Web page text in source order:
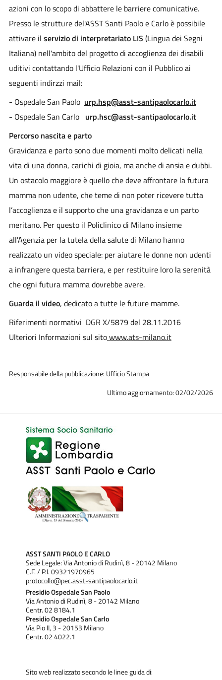
azioni con lo scopo di abbattere le barriere comunicative.
Presso le strutture del'ASST Santi Paolo e Carlo è possibile
attivare il servizio di interpretariato LIS (Lingua dei Segni
Italiana) nell'ambito del progetto di accoglienza dei disabili
uditivi contattando l'Ufficio Relazioni con il Pubblico ai
seguenti indirzzi mail:
- Ospedale San Paolo urp.hsp@asst-santipaolocarlo.it
- Ospedale San Carlo urp.hsc@asst-santipaolocarlo.it
Percorso nascita e parto
Gravidanza e parto sono due momenti molto delicati nella
vita di una donna, carichi di gioia, ma anche di ansia e dubbi.
Un ostacolo maggiore è quello che deve affrontare la futura
mamma non udente, che teme di non poter ricevere tutta
l’accoglienza e il supporto che una gravidanza e un parto
meritano. Per questo il Policlinico di Milano insieme
all'Agenzia per la tutela della salute di Milano hanno
realizzato un video speciale: per aiutare le donne non udenti
a infrangere questa barriera, e per restituire loro la serenità
che ogni futura mamma dovrebbe avere.
Guarda il video, dedicato a tutte le future mamme.
Riferimenti normativi DGR X/5879 del 28.11.2016
Ulteriori Informazioni sul sitowww.ats-milano.it
Responsabile della pubblicazione: Ufficio Stampa
Ultimo aggiornamento: 02/02/2026
ASST SANTI PAOLO E CARLO
Sede Legale: Via Antonio di Rudinì, 8 - 20142 Milano
C.F. / P.I. 09321970965
protocollo@pec.asst-santipaolocarlo.it
Presidio Ospedale San Paolo
Via Antonio di Rudinì, 8 - 20142 Milano
Centr. 02 8184.1
Presidio Ospedale San Carlo
Via Pio II, 3 - 20153 Milano
Centr. 02 4022.1
Sito web realizzato secondo le linee guida di: